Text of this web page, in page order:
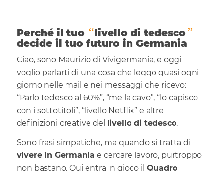
Perché il tuo “livello di tedesco”
decide il tuo futuro in Germania
Ciao, sono Maurizio di Vivigermania, e oggi
voglio parlarti di una cosa che leggo quasi ogni
giorno nelle mail e nei messaggi che ricevo:
“Parlo tedesco al 60%”, “me la cavo”, “lo capisco
con i sottotitoli”, “livello Netflix” e altre
definizioni creative del
livello di tedesco.
Sono frasi simpatiche, ma quando si tratta di
vivere in Germania e cercare lavoro, purtroppo
non bastano. Qui entra in gioco il Quadro